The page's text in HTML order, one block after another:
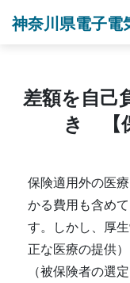
神奈川県電子電
差額を自己
き 【
保険適用外の医
かる費用も含め
す。しかし、厚
正な医療の提供
（被保険者の選